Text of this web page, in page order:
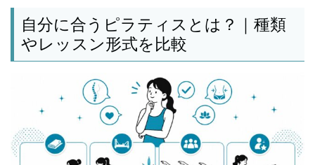
自分に合うピラティスとは？｜種類
やレッスン形式を比較